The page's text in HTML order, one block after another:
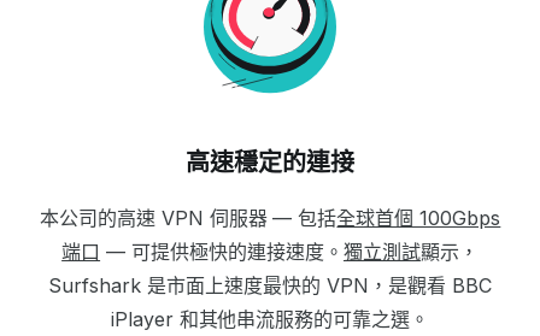
高速穩定的連接
本公司的高速 VPN 伺服器 — 包括全球首個 100Gbps
端口 — 可提供極快的連接速度。 獨立測試顯示，
Surfshark 是市面上速度最快的 VPN，是觀看 BBC
iPlayer 和其他串流服務的可靠之選。